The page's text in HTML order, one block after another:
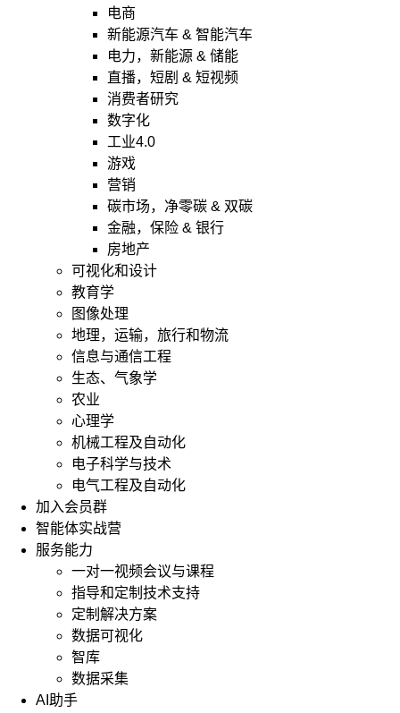
电商
新能源汽车 & 智能汽车
电力，新能源 & 储能
直播，短剧 & 短视频
消费者研究
数字化
工业4.0
游戏
营销
碳市场，净零碳 & 双碳
金融，保险 & 银行
房地产
可视化和设计
教育学
图像处理
地理，运输，旅行和物流
信息与通信工程
生态、气象学
农业
心理学
机械工程及自动化
电子科学与技术
电气工程及自动化
加入会员群
智能体实战营
服务能力
一对一视频会议与课程
指导和定制技术支持
定制解决方案
数据可视化
智库
数据采集
AI助手